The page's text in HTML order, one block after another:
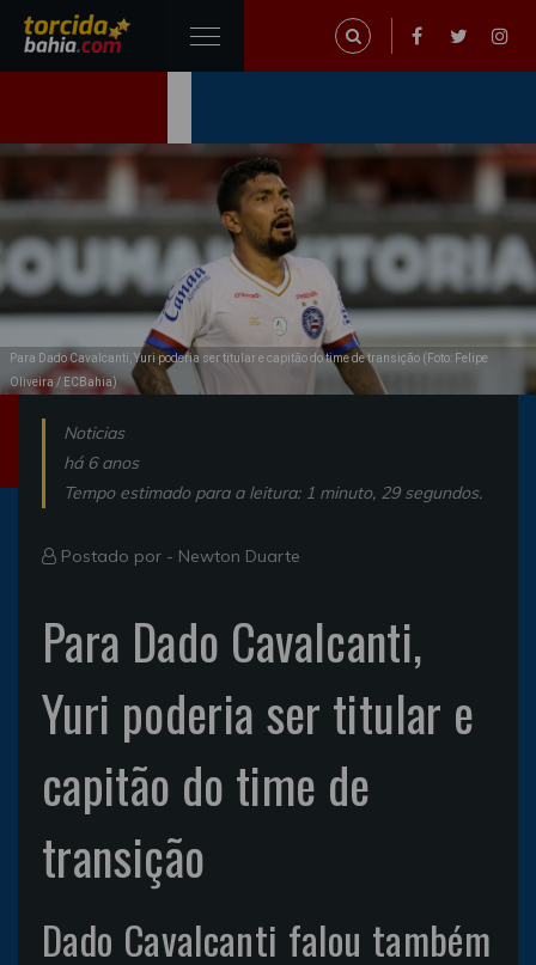
Para Dado Cavalcanti, Yuri poderia ser titular e capitão do time de transição (Foto: Felipe
Oliveira / ECBahia)
Noticias
há 6 anos
Tempo estimado para a leitura: 1 minuto, 29 segundos.
Postado por - Newton Duarte
Para Dado Cavalcanti,
Yuri poderia ser titular e
capitão do time de
transição
Dado Cavalcanti falou também